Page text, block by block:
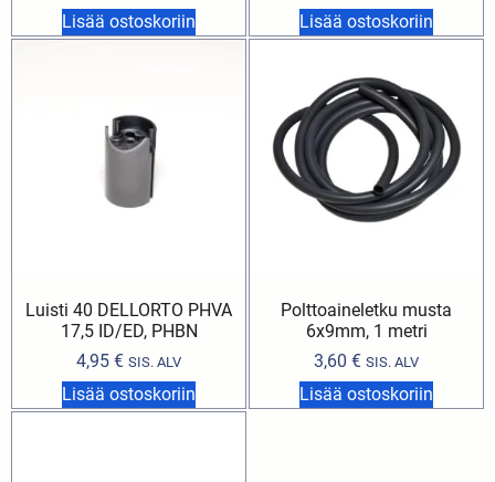
Lisää ostoskoriin Lisää ostoskoriin
Luisti 40 DELLORTO PHVA
17,5 ID/ED, PHBN
4,95 € SIS. ALV
Lisää ostoskoriin
Polttoaineletku musta
6x9mm, 1 metri
3,60 € SIS. ALV
Lisää ostoskoriin